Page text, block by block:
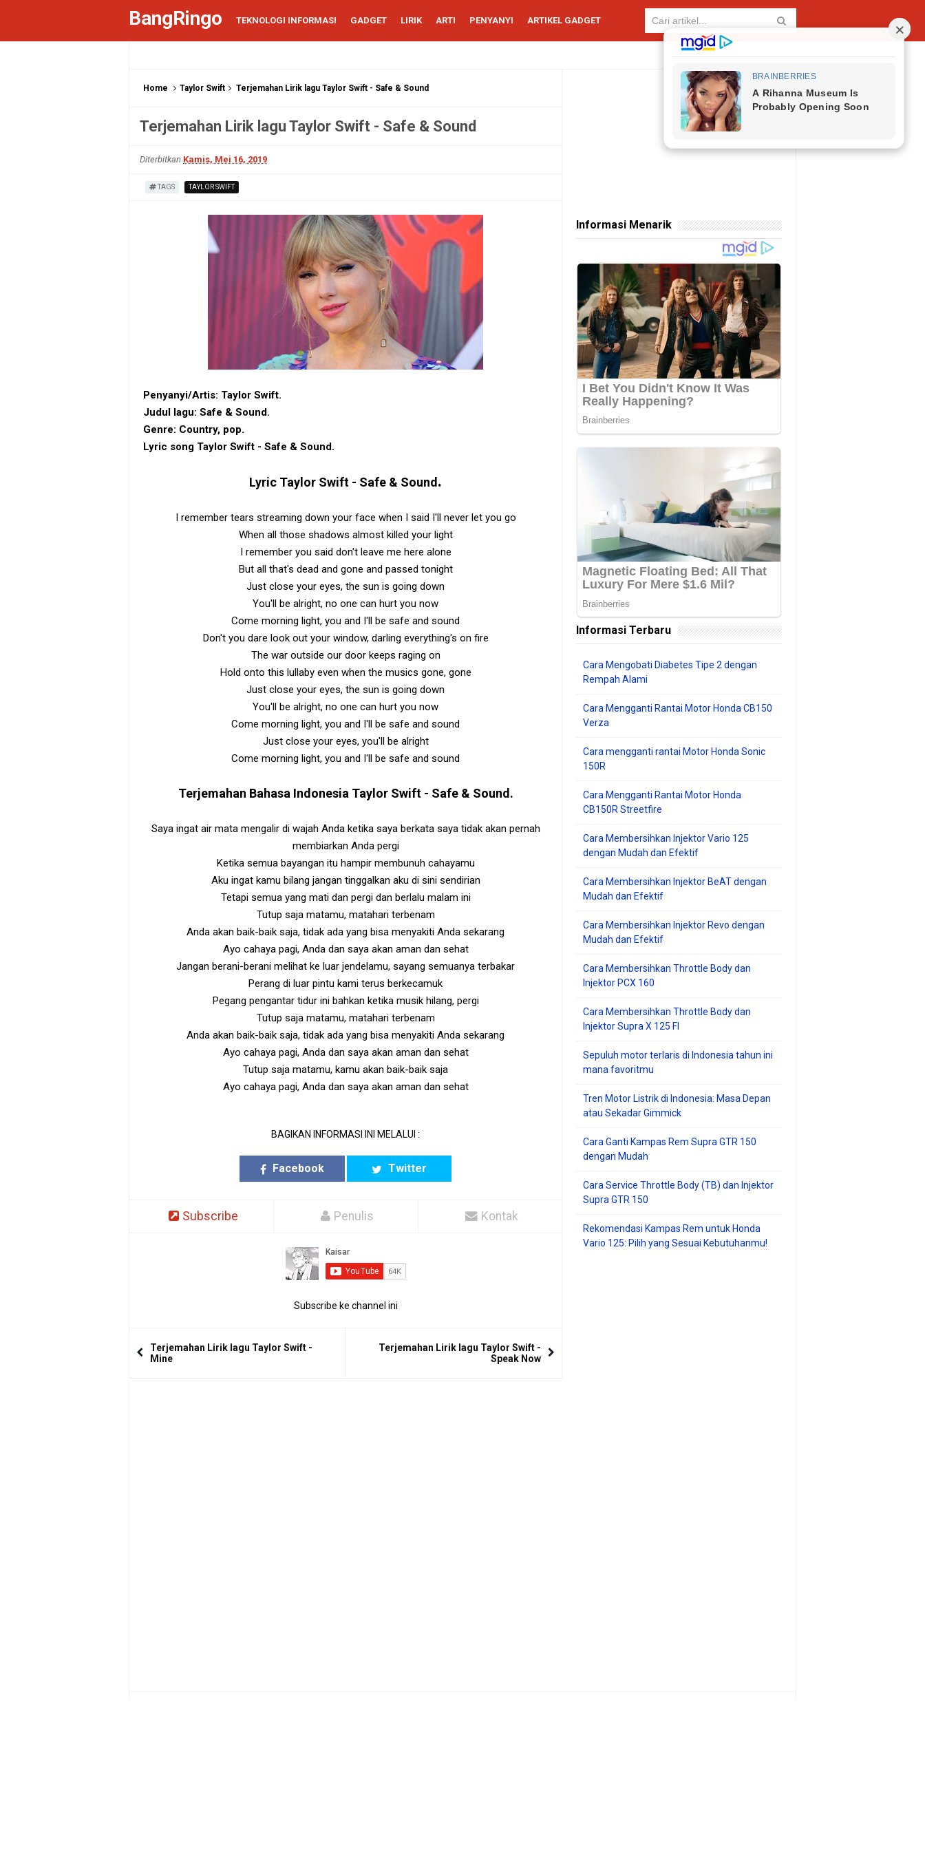
BangRingo TEKNOLOGI INFORMASI GADGET LIRIK ARTI PENYANYI ARTIKEL GADGET
Home Taylor Swift Terjemahan Lirik lagu Taylor Swift - Safe & Sound
Terjemahan Lirik lagu Taylor Swift - Safe & Sound
Diterbitkan Kamis, Mei 16, 2019
TAGS TAYLOR SWIFT
Penyanyi/Artis: Taylor Swift.
Judul lagu: Safe & Sound.
Genre: Country‎, pop.
Lyric song Taylor Swift - Safe & Sound.
Lyric Taylor Swift - Safe & Sound .
I remember tears streaming down your face when I said I'll never let you go
When all those shadows almost killed your light
I remember you said don't leave me here alone
But all that's dead and gone and passed tonight
Just close your eyes, the sun is going down
You'll be alright, no one can hurt you now
Come morning light, you and I'll be safe and sound
Don't you dare look out your window, darling everything's on fire
The war outside our door keeps raging on
Hold onto this lullaby even when the musics gone, gone
Just close your eyes, the sun is going down
You'll be alright, no one can hurt you now
Come morning light, you and I'll be safe and sound
Just close your eyes, you'll be alright
Come morning light, you and I'll be safe and sound
Terjemahan Bahasa Indonesia Taylor Swift - Safe & Sound .
Saya ingat air mata mengalir di wajah Anda ketika saya berkata saya tidak akan pernah
membiarkan Anda pergi
Ketika semua bayangan itu hampir membunuh cahayamu
Aku ingat kamu bilang jangan tinggalkan aku di sini sendirian
Tetapi semua yang mati dan pergi dan berlalu malam ini
Tutup saja matamu, matahari terbenam
Anda akan baik-baik saja, tidak ada yang bisa menyakiti Anda sekarang
Ayo cahaya pagi, Anda dan saya akan aman dan sehat
Jangan berani-berani melihat ke luar jendelamu, sayang semuanya terbakar
Perang di luar pintu kami terus berkecamuk
Pegang pengantar tidur ini bahkan ketika musik hilang, pergi
Tutup saja matamu, matahari terbenam
Anda akan baik-baik saja, tidak ada yang bisa menyakiti Anda sekarang
Ayo cahaya pagi, Anda dan saya akan aman dan sehat
Tutup saja matamu, kamu akan baik-baik saja
Ayo cahaya pagi, Anda dan saya akan aman dan sehat
BAGIKAN INFORMASI INI MELALUI :
Facebook Twitter
Subscribe Penulis Kontak
Subscribe ke channel ini
Terjemahan Lirik lagu Taylor Swift -
Mine
Terjemahan Lirik lagu Taylor Swift -
Speak Now
Informasi Menarik
Informasi Terbaru
Cara Mengobati Diabetes Tipe 2 dengan
Rempah Alami
Cara Mengganti Rantai Motor Honda CB150
Verza
Cara mengganti rantai Motor Honda Sonic
150R
Cara Mengganti Rantai Motor Honda
CB150R Streetfire
Cara Membersihkan Injektor Vario 125
dengan Mudah dan Efektif
Cara Membersihkan Injektor BeAT dengan
Mudah dan Efektif
Cara Membersihkan Injektor Revo dengan
Mudah dan Efektif
Cara Membersihkan Throttle Body dan
Injektor PCX 160
Cara Membersihkan Throttle Body dan
Injektor Supra X 125 FI
Sepuluh motor terlaris di Indonesia tahun ini
mana favoritmu
Tren Motor Listrik di Indonesia: Masa Depan
atau Sekadar Gimmick
Cara Ganti Kampas Rem Supra GTR 150
dengan Mudah
Cara Service Throttle Body (TB) dan Injektor
Supra GTR 150
Rekomendasi Kampas Rem untuk Honda
Vario 125: Pilih yang Sesuai Kebutuhanmu!